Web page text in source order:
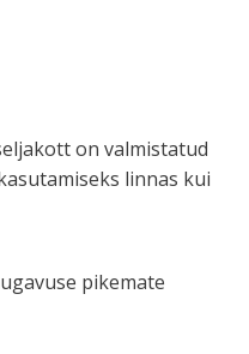
on valmistatud
linnas kui
pikemate